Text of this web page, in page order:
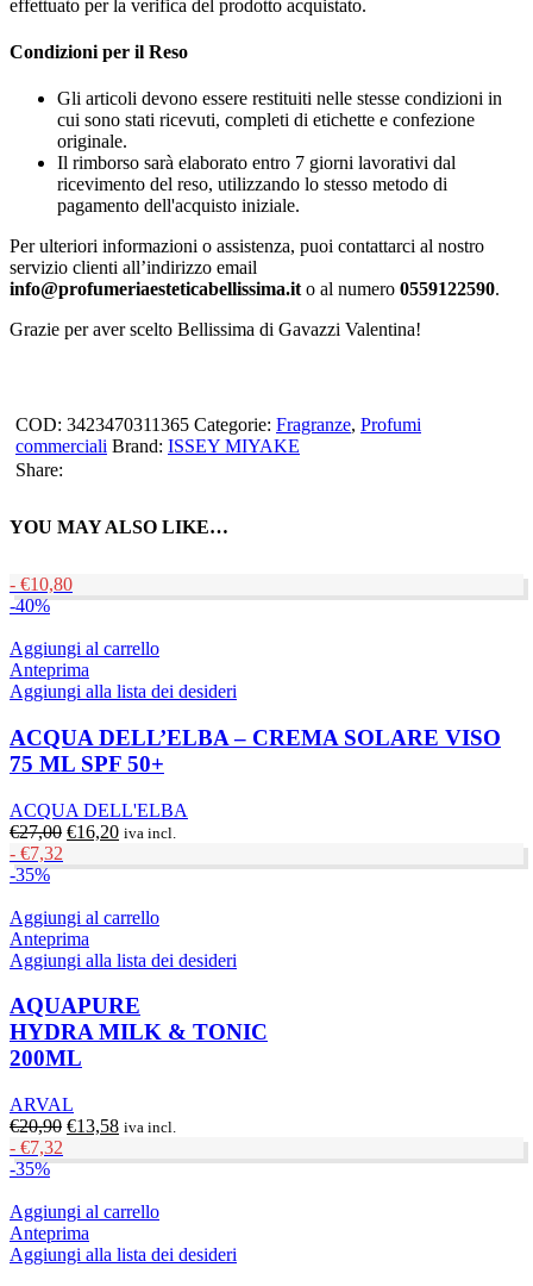
effettuato per la verifica del prodotto acquistato.
Condizioni per il Reso
Gli articoli devono essere restituiti nelle stesse condizioni in
cui sono stati ricevuti, completi di etichette e confezione
originale.
Il rimborso sarà elaborato entro 7 giorni lavorativi dal
ricevimento del reso, utilizzando lo stesso metodo di
pagamento dell'acquisto iniziale.
Per ulteriori informazioni o assistenza, puoi contattarci al nostro
servizio clienti all’indirizzo email
info@profumeriaesteticabellissima.it o al numero 0559122590.
Grazie per aver scelto Bellissima di Gavazzi Valentina!
COD: 3423470311365 Categorie: Fragranze, Profumi
commerciali Brand: ISSEY MIYAKE
Share:
YOU MAY ALSO LIKE…
- €10,80
-40%
Aggiungi al carrello
Anteprima
Aggiungi alla lista dei desideri
ACQUA DELL’ELBA – CREMA SOLARE VISO
75 ML SPF 50+
ACQUA DELL'ELBA
€27,00 Il
originale
€27,00.
€16,20Il
attuale
€16,20.
iva incl.
- €7,32
-35%
Aggiungi al carrello
Anteprima
Aggiungi alla lista dei desideri
AQUAPURE
HYDRA MILK & TONIC
200ML
ARVAL
€20,90 Il
originale
€20,90.
€13,58Il
attuale
€13,58.
iva incl.
- €7,32
-35%
Aggiungi al carrello
Anteprima
Aggiungi alla lista dei desideri